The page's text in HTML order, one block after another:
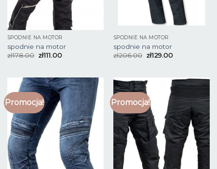
SPODNIE NA MOTOR
spodnie na motor
zł178.00 zł111.00
SPODNIE NA MOTOR
spodnie na motor
zł206.00 zł129.00
Promocja! Promocja!